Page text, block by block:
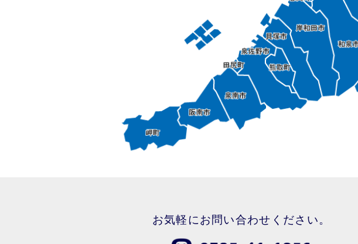
お気軽にお問い合わせください。